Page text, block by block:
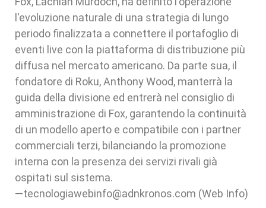
l'evoluzione naturale di una strategia di lungo
periodo finalizzata a connettere il portafoglio di
eventi live con la piattaforma di distribuzione più
diffusa nel mercato americano. Da parte sua, il
fondatore di Roku, Anthony Wood, manterrà la
guida della divisione ed entrerà nel consiglio di
amministrazione di Fox, garantendo la continuità
di un modello aperto e compatibile con i partner
commerciali terzi, bilanciando la promozione
interna con la presenza dei servizi rivali già
ospitati sul sistema.
—tecnologiawebinfo@adnkronos.com (Web Info)